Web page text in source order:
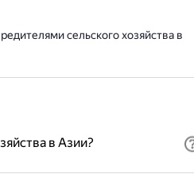
сельского хозяйства в
в Азии?